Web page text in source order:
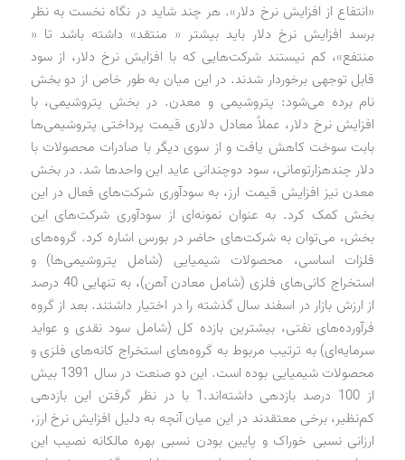
«انتفاع از افزایش نرخ دلار». هر چند شاید در نگاه نخست به نظر
برسد افزایش نرخ دلار باید بیشتر « منتقد» داشته باشد تا «
منتفع»، کم نیستند شرکت‌هایی که با افزایش نرخ دلار، از سود
قابل توجهی برخوردار شدند. در این میان به طور خاص از دو بخش
نام برده می‌شود: پتروشیمی و معدن. در بخش پتروشیمی، با
افزایش نرخ دلار، عملاً معادل دلاری قیمت پرداختی پتروشیمی‌ها
بابت سوخت کاهش یافت و از سوی دیگر با صادرات محصولات با
دلار چندهزارتومانی، سود دوچندانی عاید این واحدها شد. در بخش
معدن نیز افزایش قیمت ارز، به سودآوری شرکت‌های فعال در این
بخش کمک کرد. به عنوان نمونه‌ای از سودآوری شرکت‌های این
بخش، می‌توان به شرکت‌های حاضر در بورس اشاره کرد. گروه‌های
فلزات اساسی، محصولات شیمیایی (شامل پتروشیمی‌ها) و
استخراج کانی‌های فلزی (شامل معادن آهن)، به تنهایی 40 درصد
از ارزش بازار در اسفند سال گذشته را در اختیار داشتند. بعد از گروه
فرآورده‌های نفتی، بیشترین بازده کل (شامل سود نقدی و عواید
سرمایه‌ای) به ترتیب مربوط به گروه‌های استخراج کانه‌های فلزی و
محصولات شیمیایی بوده است. این دو صنعت در سال 1391 بیش
از 100 درصد بازدهی داشته‌اند.1 با در نظر گرفتن این بازدهی
کم‌نظیر، برخی معتقدند در این میان آنچه به دلیل افزایش نرخ ارز،
ارزانی نسبی خوراک و پایین بودن نسبی بهره مالکانه نصیب این